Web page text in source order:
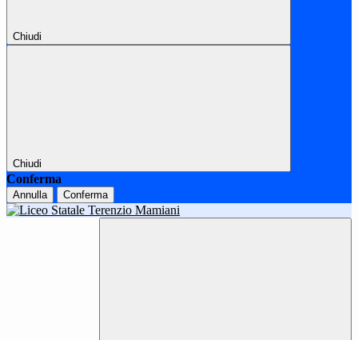
Chiudi
Chiudi
Conferma
Annulla Conferma